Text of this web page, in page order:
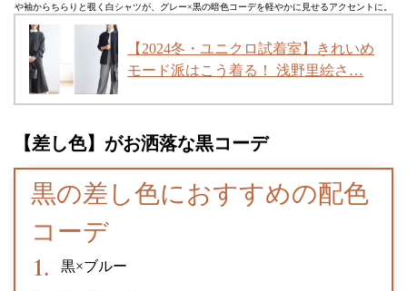
や袖からちらりと覗く白シャツが、グレー×黒の暗色コーデを軽やかに見せるアクセントに。
【2024冬・ユニクロ試着室】きれいめ
モード派はこう着る！ 浅野里絵さ…
【差し色】がお洒落な黒コーデ
黒の差し色におすすめの配色
コーデ
黒×ブルー